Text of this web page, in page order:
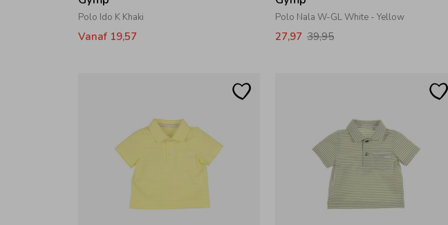
Polo Ido K Khaki
Vanaf 19,57
Polo Nala W-GL White - Yellow
27,97 39,95